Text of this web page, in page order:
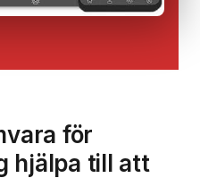
för
hjälpa till att